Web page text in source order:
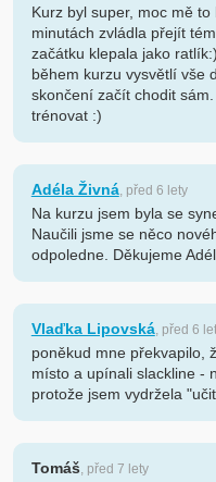
Kurz byl super, moc mě
minutách zvládla přejít
začátku klepala jako
během kurzu vysvětlí vše
skončení začít chodit
trénovat :)
Adéla Živná, před 6 lety
Na kurzu jsem byla se
Naučili jsme se něco
odpoledne. Děkujeme
Vlaďka Lipovská, před 6
poněkud mne překvapilo,
místo a upínali slackline -
protože jsem vydržela
Tomáš, před 7 lety